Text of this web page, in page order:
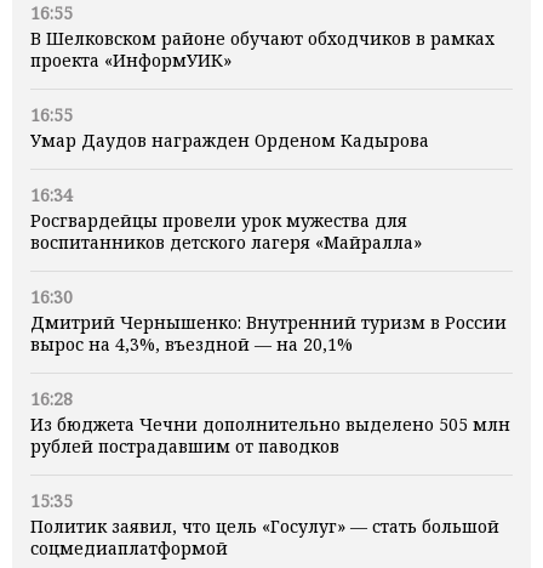
16:55
В Шелковском районе обучают обходчиков в рамках
проекта «ИнформУИК»
16:55
Умар Даудов награжден Орденом Кадырова
16:34
Росгвардейцы провели урок мужества для
воспитанников детского лагеря «Майралла»
16:30
Дмитрий Чернышенко: Внутренний туризм в России
вырос на 4,3%, въездной — на 20,1%
16:28
Из бюджета Чечни дополнительно выделено 505 млн
рублей пострадавшим от паводков
15:35
Политик заявил, что цель «Госулуг» — стать большой
соцмедиаплатформой